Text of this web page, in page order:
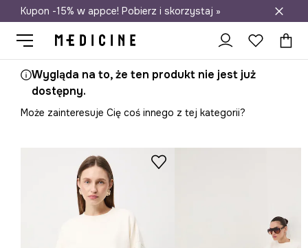
Darmowa dostawa do salonów
Kupon -15% w appce! Pobierz i skorzystaj »
Wygląda na to, że ten produkt nie jest już
dostępny.
Może zainteresuje Cię coś innego z tej kategorii?